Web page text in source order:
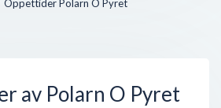
Öppettider Polarn O Pyret
av Polarn O Pyret